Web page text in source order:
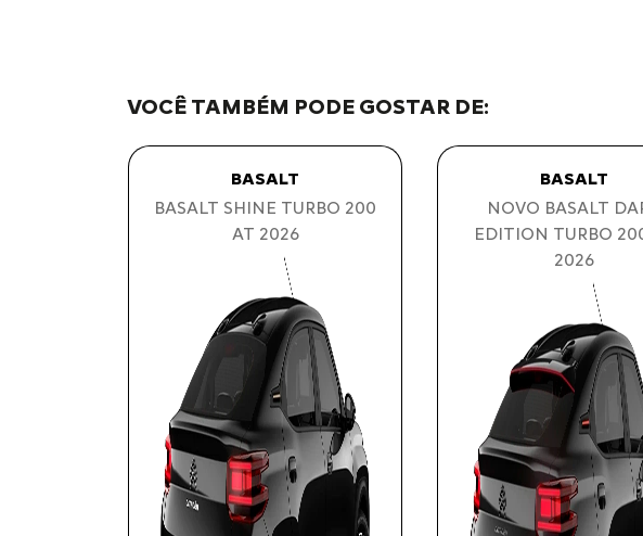
VOCÊ TAMBÉM PODE GOSTAR DE:
BASALT
BASALT SHINE TURBO 200
AT 2026
BASALT
NOVO BASALT
EDITION TURBO
2026